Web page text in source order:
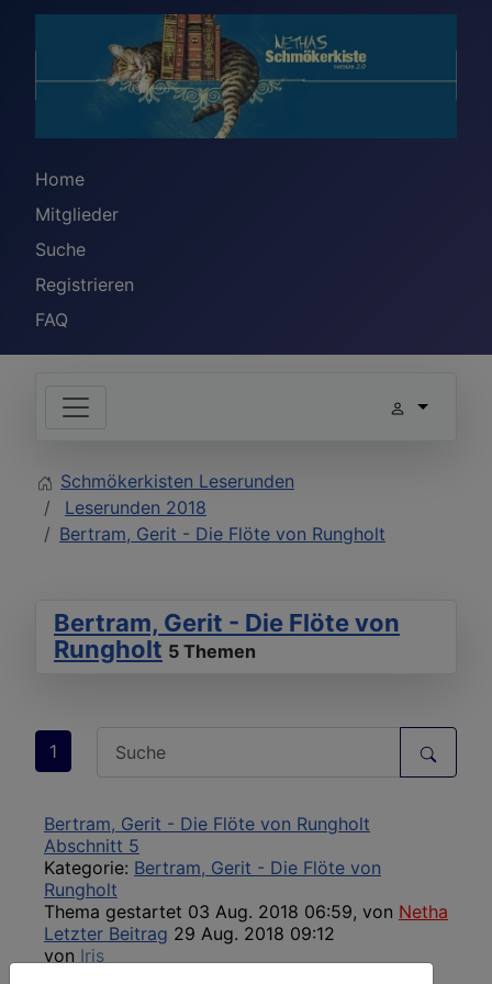
Home
Mitglieder
Suche
Registrieren
FAQ
Schmökerkisten Leserunden
Leserunden 2018
Bertram, Gerit - Die Flöte von Rungholt
Bertram, Gerit - Die Flöte von
Rungholt 5 Themen
1
Bertram, Gerit - Die Flöte von Rungholt
Abschnitt 5
Kategorie: Bertram, Gerit - Die Flöte von
Rungholt
Thema gestartet 03 Aug. 2018 06:59, von Netha
Letzter Beitrag 29 Aug. 2018 09:12
von Iris